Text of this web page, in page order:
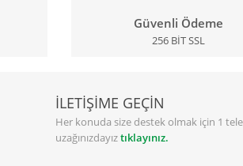
Güvenli Ödeme
256 BİT SSL
İLETİŞİME GEÇİN
Her konuda size destek olmak için 1
uzağınızdayıztıklayınız.